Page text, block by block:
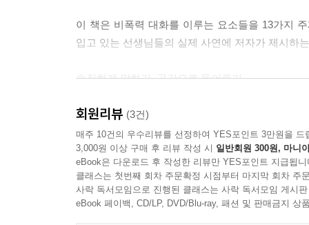
이 책은 비폭력 대화를 이루는 요소들을 13가지
입고 있는 선생님들의 실제 사연에 저자가 제시하
솔직하게 말하기, 공감으로 들어주기
비폭력 대화의 한 축은 원하는 것을 솔직하게
단순하게 감정을 그대로 표현하는 것이 아니라 원
하고 주파수를 맞추어 자신이 진정으로 원하는 바
‘공감으로 듣기’란 상대방이 어떻게 말하든 그 ‘
감정이 상해서 공감으로 듣기 어렵다. 그럴 때
회원리뷰 (3건)
매주 10건의 우수리뷰를 선정하여 YES포인트 3만원을 드
3,000원 이상 구매 후 리뷰 작성 시 일반회원 300원, 마니
eBook은 다운로드 후 작성한 리뷰만 YES포인트 지급됩니
클래스는 첫번째 회차 주문확정 시점부터 마지막 회차 주
사락 독서모임으로 진행된 클래스는 사락 독서모임 게시
eBook 페이백, CD/LP, DVD/Blu-ray, 패션 및 판매금지 상